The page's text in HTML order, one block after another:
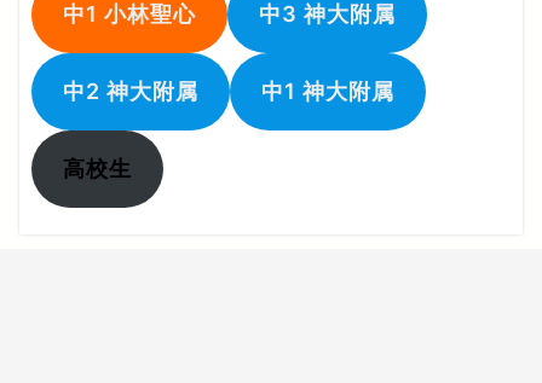
中1 小林聖心 中3 神大附属
中2 神大附属 中1 神大附属
高校生